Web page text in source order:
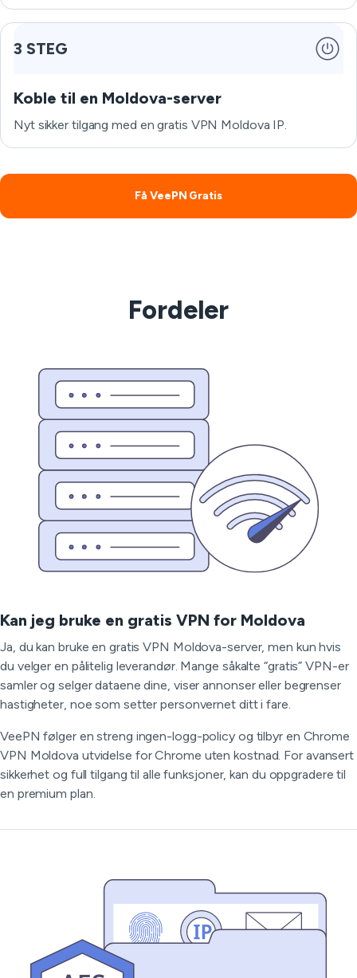
3 STEG
Koble til en Moldova-server
Nyt sikker tilgang med en gratis VPN Moldova IP.
Få VeePN Gratis
Fordeler
Kan jeg bruke en gratis VPN for Moldova
Ja, du kan bruke en gratis VPN Moldova-server, men kun hvis
du velger en pålitelig leverandør. Mange såkalte “gratis” VPN-er
samler og selger dataene dine, viser annonser eller begrenser
hastigheter, noe som setter personvernet ditt i fare.
VeePN følger en streng ingen-logg-policy og tilbyr en Chrome
VPN Moldova utvidelse for Chrome uten kostnad. For avansert
sikkerhet og full tilgang til alle funksjoner, kan du oppgradere til
en premium plan.